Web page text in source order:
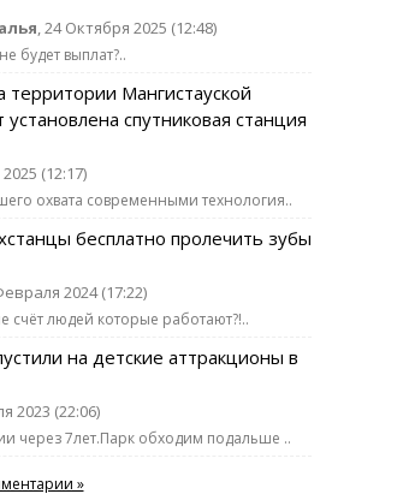
, 24 Октября 2025 (12:48)
будет выплат?..
территории Мангистауской
спутниковая станция
(12:17)
охвата современными технология..
бесплатно пролечить зубы
2024 (17:22)
счёт людей которые работают?!..
на детские аттракционы в
2023 (22:06)
через 7лет.Парк обходим подальше ..
»